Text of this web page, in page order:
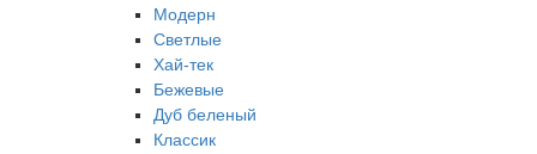
Модерн
Светлые
Хай-тек
Бежевые
Дуб беленый
Классик